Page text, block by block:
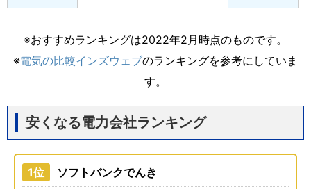
※おすすめランキングは2022年2月時点のものです。
※電気の比較インズウェブのランキングを参考にしていま
す。
安くなる電力会社ランキング
ソフトバンクでんき